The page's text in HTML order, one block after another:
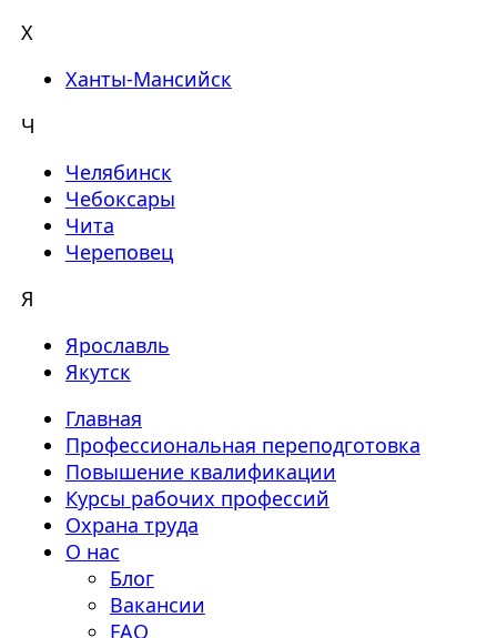
Х
Ханты-Мансийск
Ч
Челябинск
Чебоксары
Чита
Череповец
Я
Ярославль
Якутск
Главная
Профессиональная переподготовка
Повышение квалификации
Курсы рабочих профессий
Охрана труда
О нас
Блог
Вакансии
FAQ